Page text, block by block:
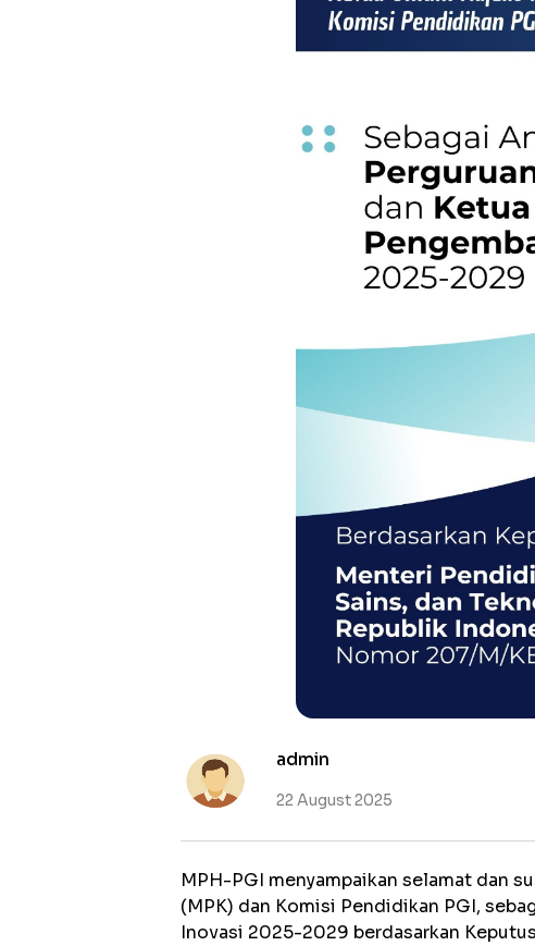
admin
22 August 2025
MPH-PGI menyampaikan selamat dan
(MPK) dan Komisi Pendidikan PGI,
Inovasi 2025-2029 berdasarkan